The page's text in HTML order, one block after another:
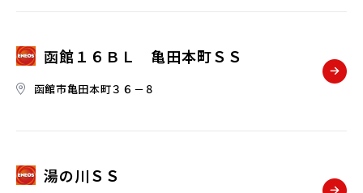
函館１６ＢＬ 亀田本町ＳＳ
函館市亀田本町３６－８
湯の川ＳＳ